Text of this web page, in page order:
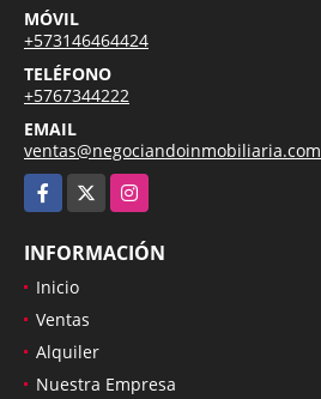
MÓVIL
+573146464424
TELÉFONO
+5767344222
EMAIL
ventas@negociandoinmobiliaria.com
Facebook
Instagram
INFORMACIÓN
Inicio
Ventas
Alquiler
Nuestra Empresa